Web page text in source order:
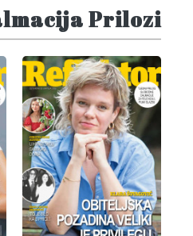
Prilozi